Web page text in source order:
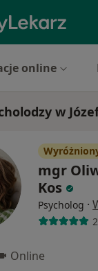
online
w
mgr
Kos
Psycholog ·
Online